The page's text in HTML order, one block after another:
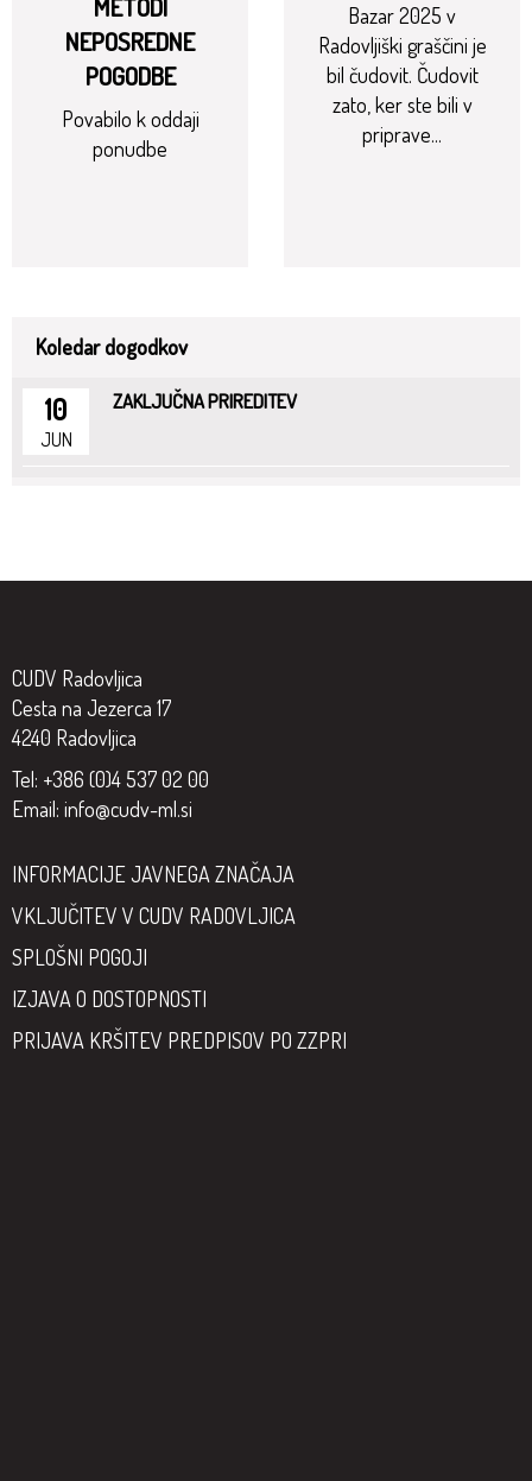
METODI
NEPOSREDNE
POGODBE
Povabilo k oddaji
ponudbe
Bazar 2025 v
Radovljiški graščini je
bil čudovit. Čudovit
zato, ker ste bili v
priprave...
Koledar dogodkov
10
JUN
ZAKLJUČNA PRIREDITEV
CUDV Radovljica
Cesta na Jezerca 17
4240 Radovljica
Tel: +386 (0)4 537 02 00
Email: info@cudv-ml.si
INFORMACIJE JAVNEGA ZNAČAJA
VKLJUČITEV V CUDV RADOVLJICA
SPLOŠNI POGOJI
IZJAVA O DOSTOPNOSTI
PRIJAVA KRŠITEV PREDPISOV PO ZZPRI